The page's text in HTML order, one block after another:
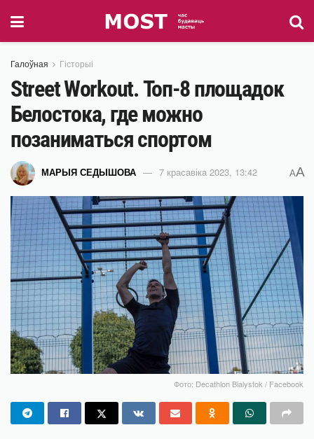
Галоўная Гісторыі
Street Workout. Топ-8 площадок
Белостока, где можно
позаниматься спортом
МАРЫЯ СЕДЫШОВА 7 красавіка 2023, 13:42 AA
Фото: Decathlon Bialystok / Facebook